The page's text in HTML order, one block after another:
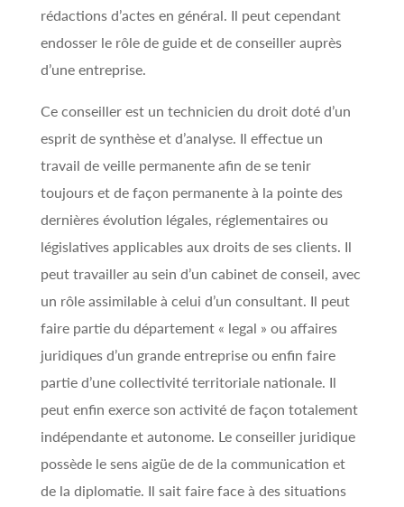
rédactions d’actes en général. Il peut cependant
endosser le rôle de guide et de conseiller auprès
d’une entreprise.
Ce conseiller est un technicien du droit doté d’un
esprit de synthèse et d’analyse. Il effectue un
travail de veille permanente afin de se tenir
toujours et de façon permanente à la pointe des
dernières évolution légales, réglementaires ou
législatives applicables aux droits de ses clients. Il
peut travailler au sein d’un cabinet de conseil, avec
un rôle assimilable à celui d’un consultant. Il peut
faire partie du département « legal » ou affaires
juridiques d’un grande entreprise ou enfin faire
partie d’une collectivité territoriale nationale. Il
peut enfin exerce son activité de façon totalement
indépendante et autonome. Le conseiller juridique
possède le sens aigüe de de la communication et
de la diplomatie. Il sait faire face à des situations